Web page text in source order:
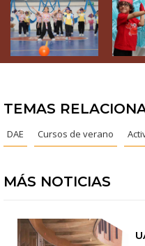
TEMAS
DAE Cursos de verano
MÁS NOTICIAS